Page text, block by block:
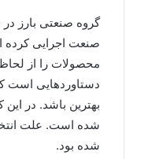
گروه صنعتی بارز
صنعت اجرایی کرده
محصولات را از لحاظ
دستاوردهایی ا‌ست
بهترین باشد. در
شده است. علت
شده بود.